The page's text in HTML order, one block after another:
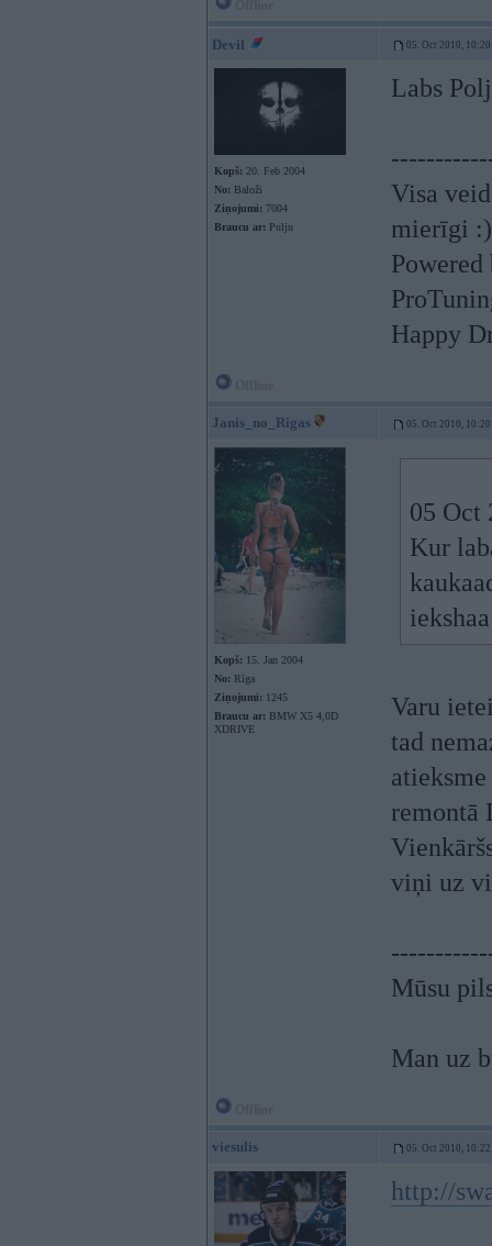
Devil 05. Oct 2010, 10:20
Kopš: 20. Feb 2004
No: Baloži
Ziņojumi: 7004
Braucu ar: Pulju
Labs
Visa
mierīgi
Powered
Happy
Janis_no_Rigas 05. Oct 2010, 10:20
Kopš: 15. Jan 2004
No: Rīga
Ziņojumi: 1245
Braucu ar: BMW X5 4,0D
XDRIVE
05 Oct
Kur
Varu
tad
remontā
viņi uz
Mūsu
Man uz
viesulis 05. Oct 2010, 10:22
http://